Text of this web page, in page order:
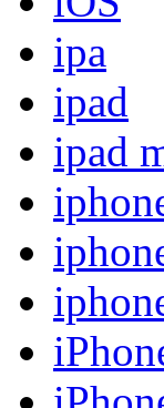
ipa
ipad
ipad